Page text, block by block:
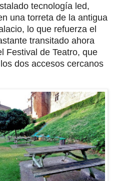
tecnología led,
una torreta de la antigua
lo que refuerza el
transitado ahora
Festival de Teatro, que
dos accesos cercanos